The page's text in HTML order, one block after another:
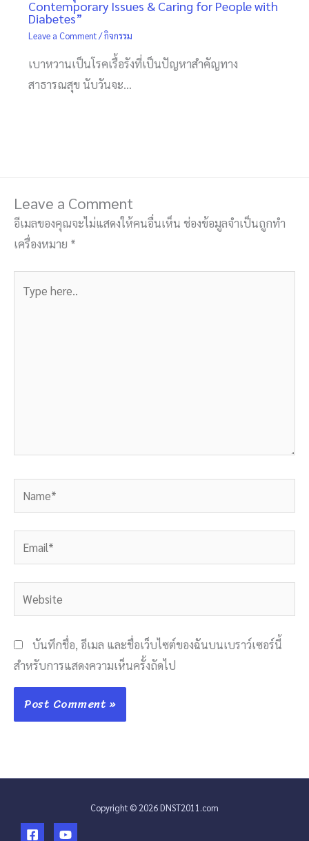
Contemporary Issues & Caring for People with
Diabetes”
Leave a Comment/กิจกรรม
เบาหวานเป็นโรคเรื้อรังที่เป็นปัญหาสำคัญทาง
สาธารณสุข นับวันจะ…
Leave a Comment
อีเมลของคุณจะไม่แสดงให้คนอื่นเห็น ช่องข้อมูลจำเป็นถูกทำ
เครื่องหมาย *
here..
Name*
Email*
Website
บันทึกชื่อ, อีเมล และชื่อเว็บไซต์ของฉันบนเบราว์เซอร์นี้
สำหรับการแสดงความเห็นครั้งถัดไป
Copyright © 2026 DNST2011.com